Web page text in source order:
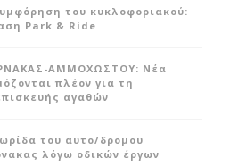
του κυκλοφοριακού:
Park & Ride
ΑΜΜΟΧΩΣΤΟΥ: Νέα
πλέον για τη
αγαθών
του αυτο/δρομου
λόγω οδικών έργων